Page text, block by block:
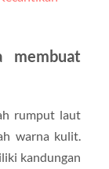
membuat
rumput laut
warna kulit.
kandungan